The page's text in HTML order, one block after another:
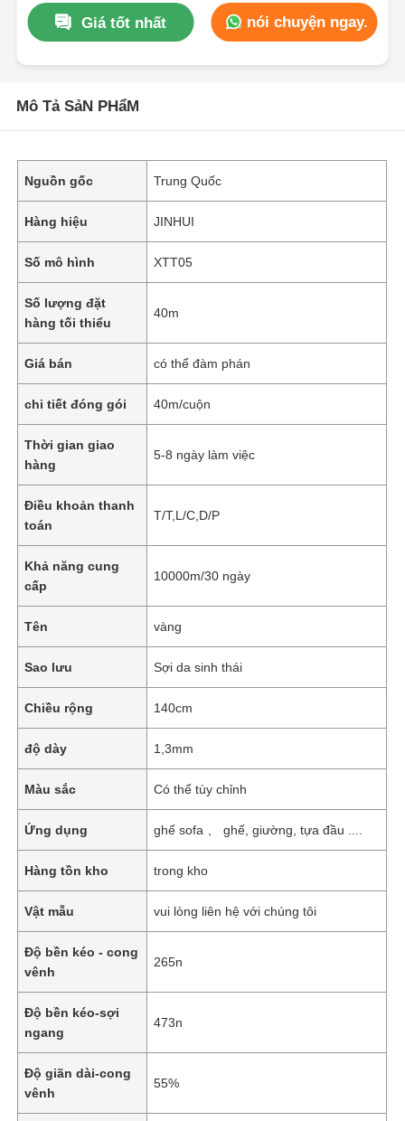
Giá tốt nhất nói chuyện ngay.
Mô Tả SảN PHẩM
Nguồn gốc Trung Quốc
Hàng hiệu JINHUI
Số mô hình XTT05
Số lượng đặt
hàng tối thiểu
40m
Giá bán có thể đàm phán
chi tiết đóng gói 40m/cuộn
Thời gian giao
hàng
5-8 ngày làm việc
Điều khoản thanh
toán
T/T,L/C,D/P
Khả năng cung
cấp
10000m/30 ngày
Tên vàng
Sao lưu Sợi da sinh thái
Chiều rộng 140cm
độ dày 1,3mm
Màu sắc Có thể tùy chỉnh
Ứng dụng ghế sofa 、 ghế, giường, tựa đầu ....
Hàng tồn kho trong kho
Vật mẫu vui lòng liên hệ với chúng tôi
Độ bền kéo - cong
vênh
265n
Độ bền kéo-sợi
ngang
473n
Độ giãn dài-cong
vênh
55%